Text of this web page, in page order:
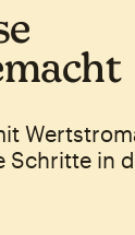
Schritte in